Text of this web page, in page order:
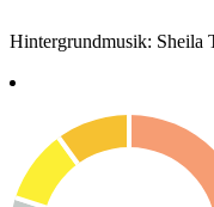
Hintergrundmusik: Sheila